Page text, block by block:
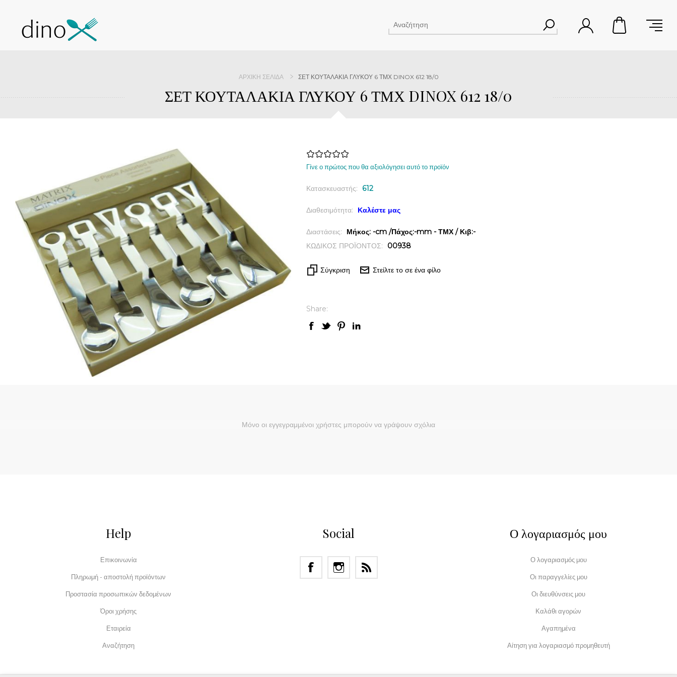
ΑΡΧΙΚΉ ΣΕΛΊΔΑ ΣΕΤ ΚΟΥΤΑΛΑΚΙΑ ΓΛΥΚΟΥ 6 ΤΜΧ DINOX 612 18/0
ΣΕΤ ΚΟΥΤΑΛΑΚΙΑ ΓΛΥΚΟΥ 6 ΤΜΧ DINOX 612 18/0
Γίνε ο πρώτος που θα αξιολόγησει αυτό το προϊόν
Κατασκευαστής: 612
Διαθεσιμότητα: Καλέστε μας
Διαστάσεις:
Μήκος: -cm /Πάχος:-mm - ΤΜΧ / Κιβ:-
ΚΩΔΙΚΟΣ ΠΡΟΪΟΝΤΟΣ:
00938
Σύγκριση Στείλτε το σε ένα φίλο
Share:
Μόνο οι εγγεγραμμένοι χρήστες μπορούν να γράψουν σχόλια
Help
Επικοινωνία
Πληρωμή - αποστολή προϊόντων
Προστασία προσωπικών δεδομένων
Όροι χρήσης
Εταιρεία
Αναζήτηση
Social Ο λογαριασμός μου
Ο λογαριασμός μου
Οι παραγγελίες μου
Οι διευθύνσεις μου
Καλάθι αγορών
Αγαπημένα
Αίτηση για λογαριασμό προμηθευτή